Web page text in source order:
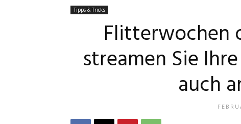
Tipps & Tricks
Flitterwochen
streamen Sie
auch